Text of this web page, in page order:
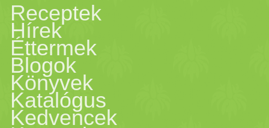
Receptek
Hírek
Éttermek
Blogok
Könyvek
Katalógus
Kedvencek